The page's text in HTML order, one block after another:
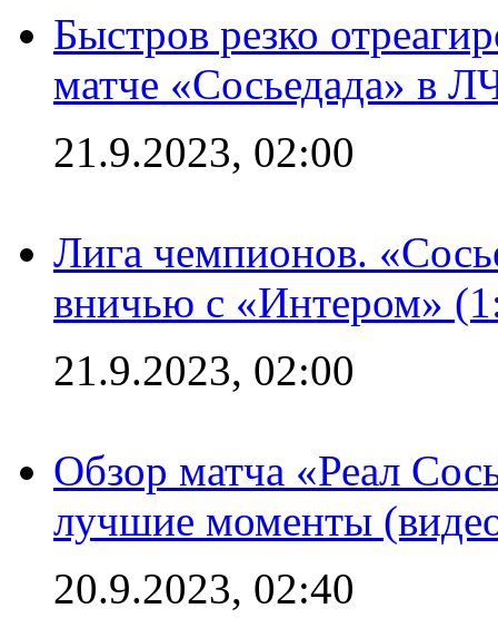
Быстров резко
матче «Сосьедада» в
21.9.2023, 02:00
Лига чемпионов.
вничью с «Интером»
21.9.2023, 02:00
Обзор матча «Реал
лучшие моменты
20.9.2023, 02:40